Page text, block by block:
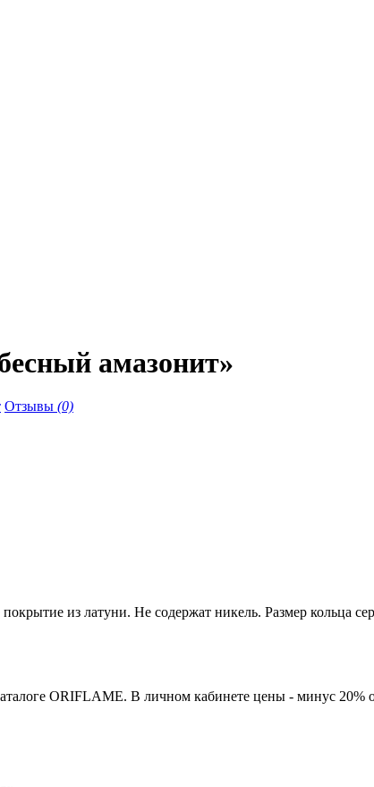
амазонит»
Отзывы (0)
из латуни. Не содержат никель. Размер кольца
ORIFLAME. В личном кабинете цены - минус 20%